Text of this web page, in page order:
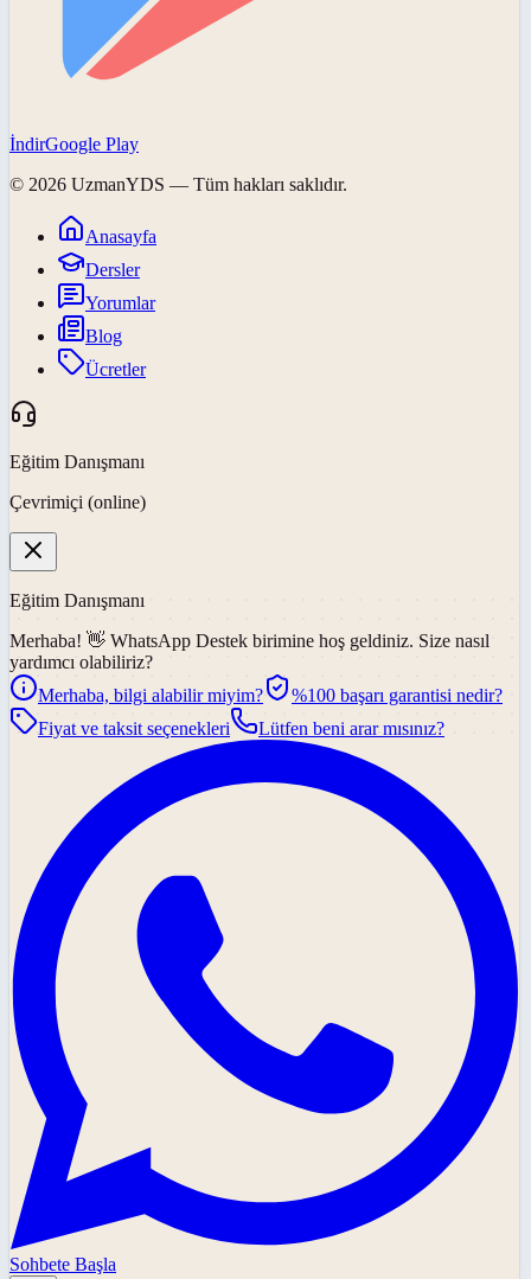
İndirGoogle Play
© 2026 UzmanYDS — Tüm hakları saklıdır.
Anasayfa
Dersler
Yorumlar
Blog
Ücretler
Eğitim Danışmanı
Çevrimiçi (online)
Eğitim Danışmanı
Merhaba! 👋 WhatsApp Destek birimine hoş geldiniz. Size nasıl
yardımcı olabiliriz?
Merhaba, bilgi alabilir miyim?
%100 başarı garantisi nedir?
Fiyat ve taksit seçenekleri
Lütfen beni arar mısınız?
Sohbete Başla